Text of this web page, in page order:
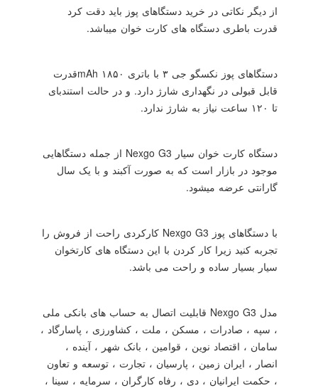
از دیگر نکاتی در خرید دستگاهای پوز باید دقت کرد
قدرت باطری دستگاه های کارت خوان میباشد.
دستگاهای پوز نکسگو جی ۳ با باتری ۱۸۵۰ mAhقدرت
قابل قبولی در نگهداری شارژ دارد. و در حالت استندبای
تا ۱۲۰ ساعت نیاز به شارژ ندارد.
دستگاه کارت خوان سیار Nexgo G3 از جمله دستگاهایی
موجود در بازار است که به صورت آکبند و با یک سال
گارانتی عرضه میشود‌.
با دستگاهای پوز Nexgo G3 کارکردی راحت از فروش را
تجربه کنید زیرا کار کردن با این دستگاه های کارتخوان
سیار بسیار ساده و راحت می باشد.
مدل Nexgo G3 قابلیت اتصال به حساب های بانکی ملی
، سپه ، صادرات ، مسکن ، ملت ، کشاورزی ، پاسارگاد ،
سامان ، اقتصاد نوین ، قوامین ، بانک شهر ، آینده ،
انصار ، ایران زمین ، پارسیان ، تجارت ، توسعه و تعاون
، حکمت ایرانیان ، دی ، رفاه کارگران ، سرمایه ، سینا ،